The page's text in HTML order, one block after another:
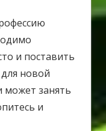
и поставить
новой
может занять
и